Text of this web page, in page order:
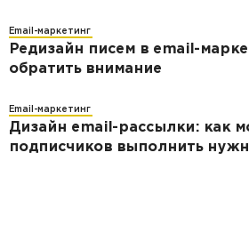
Email-маркетинг
Редизайн писем в email-
обратить внимание
Email-маркетинг
Дизайн email-рассылки: как
подписчиков выполнить